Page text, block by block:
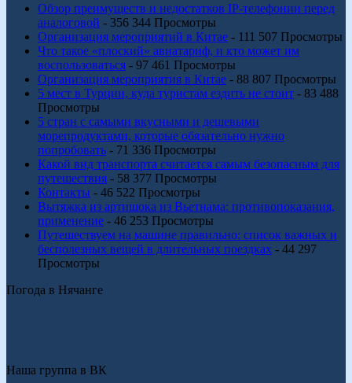
Обзор преимуществ и недостатков IP-телефонии перед
аналоговой - 356 344 Просмотры
Организация мероприятий в Китае - 111 507 Просмотры
Что такое «плоский» авиатариф, и кто может им
воспользоваться - 97 461 Просмотры
Организация мероприятия в Китае - 88 807 Просмотры
5 мест в Турции, куда туристам ездить не стоит - 83 488
Просмотры
5 стран с самыми вкусными и дешевыми
морепродуктами, которые обязательно нужно
попробовать - 71 336 Просмотры
Какой вид транспорта считается самым безопасным для
путешествия - 58 377 Просмотры
Контакты - 46 522 Просмотры
Вытяжка из артишока из Вьетнама: противопоказания,
применение - 46 253 Просмотры
Путешествуем на машине правильно: список важных и
бесполезных вещей в длительных поездках - 44 297
Просмотры
Погода в Нячанге
Наша группа в ВК